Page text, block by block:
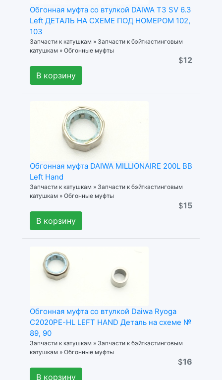
Обгонная муфта со втулкой DAIWA T3 SV 6.3
Left ДЕТАЛЬ НА СХЕМЕ ПОД НОМЕРОМ 102,
103
Запчасти к катушкам » Запчасти к бэйткастинговым
катушкам » Обгонные муфты
$12
В корзину
Обгонная муфта DAIWA MILLIONAIRE 200L BB
Left Hand
Запчасти к катушкам » Запчасти к бэйткастинговым
катушкам » Обгонные муфты
$15
В корзину
Обгонная муфта со втулкой Daiwa Ryoga
C2020PE-HL LEFT HAND Деталь на схеме №
89, 90
Запчасти к катушкам » Запчасти к бэйткастинговым
катушкам » Обгонные муфты
$16
В корзину